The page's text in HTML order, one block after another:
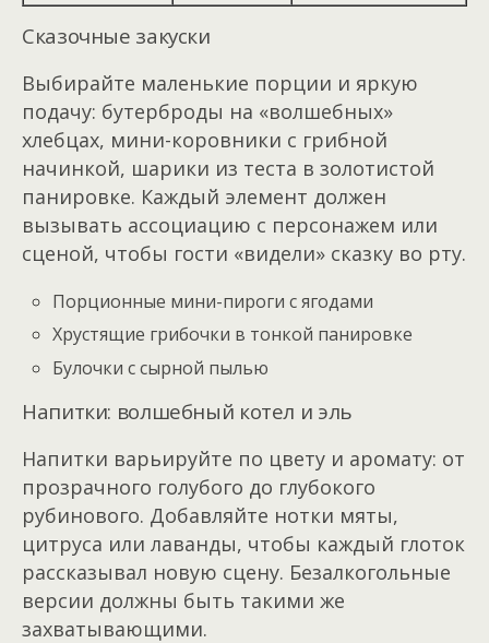
Сказочные закуски
Выбирайте маленькие порции и яркую
подачу: бутерброды на «волшебных»
хлебцах, мини-коровники с грибной
начинкой, шарики из теста в золотистой
панировке. Каждый элемент должен
вызывать ассоциацию с персонажем или
сценой, чтобы гости «видели» сказку во рту.
Порционные мини-пироги с ягодами
Хрустящие грибочки в тонкой панировке
Булочки с сырной пылью
Напитки: волшебный котел и эль
Напитки варьируйте по цвету и аромату: от
прозрачного голубого до глубокого
рубинового. Добавляйте нотки мяты,
цитруса или лаванды, чтобы каждый глоток
рассказывал новую сцену. Безалкогольные
версии должны быть такими же
захватывающими.